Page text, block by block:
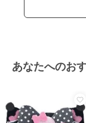
あなたへのお